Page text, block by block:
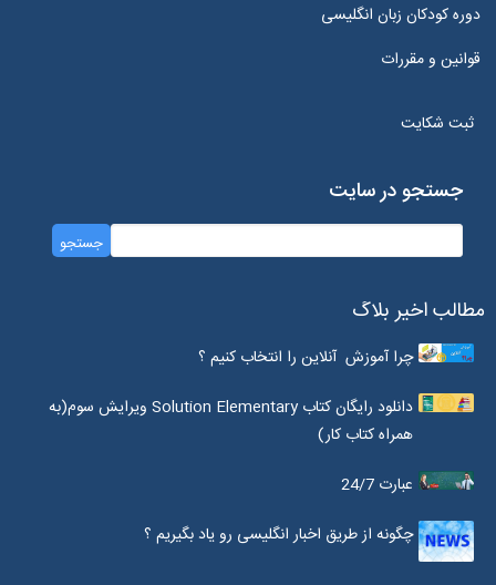
دوره کودکان زبان انگلیسی
قوانین و مقررات
ثبت شکایت
جستجو در سایت
مطالب اخیر بلاگ
چرا آموزش آنلاین را انتخاب کنیم ؟
دانلود رایگان کتاب Solution Elementary ویرایش سوم(به
همراه کتاب کار)
عبارت 24/7
چگونه از طریق اخبار انگلیسی رو یاد بگیریم ؟